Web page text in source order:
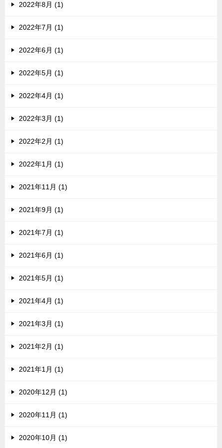
2022年8月 (1)
2022年7月 (1)
2022年6月 (1)
2022年5月 (1)
2022年4月 (1)
2022年3月 (1)
2022年2月 (1)
2022年1月 (1)
2021年11月 (1)
2021年9月 (1)
2021年7月 (1)
2021年6月 (1)
2021年5月 (1)
2021年4月 (1)
2021年3月 (1)
2021年2月 (1)
2021年1月 (1)
2020年12月 (1)
2020年11月 (1)
2020年10月 (1)